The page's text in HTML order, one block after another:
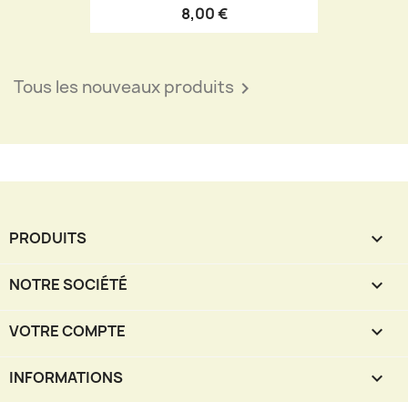
8,00 €
Tous les nouveaux produits 
PRODUITS 
NOTRE SOCIÉTÉ 
VOTRE COMPTE 
INFORMATIONS keyboard_arrow_down